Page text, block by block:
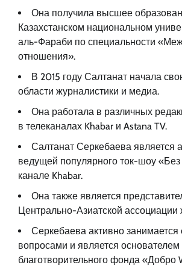
Она получила высшее
Казахстанском национальном
аль-Фараби по специальности
отношения».
В 2015 году Салтанат начала
области журналистики и медиа.
Она работала в различных
в телеканалах Khabar и Astana TV.
Салтанат Серкебаева является
ведущей популярного ток-шоу
канале Khabar.
Она также является
Центрально-Азиатской ассоциации
Серкебаева активно
вопросами и является основателем
благотворительного фонда «Добро